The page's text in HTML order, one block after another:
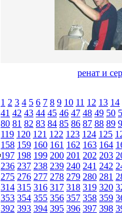
ренат и
1 2 3 4 5 6 7 8 9 10 11 12 13 14
41 42 43 44 45 46 47 48 49 50
80 81 82 83 84 85 86 87 88 89
119 120 121 122 123 124 125
158 159 160 161 162 163 164
197 198 199 200 201 202 203
236 237 238 239 240 241 242
275 276 277 278 279 280 281
314 315 316 317 318 319 320
353 354 355 356 357 358 359
392 393 394 395 396 397 398